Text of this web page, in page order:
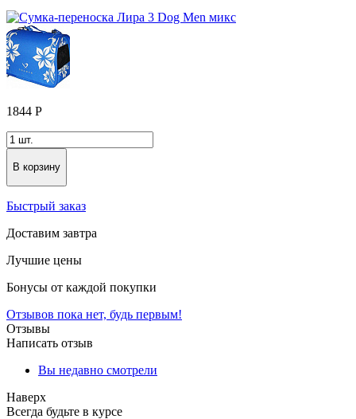
1844 Р
В корзину
Быстрый заказ
Доставим завтра
Лучшие цены
Бонусы от каждой покупки
Отзывов пока нет, будь первым!
Отзывы
Написать отзыв
Вы недавно смотрели
Наверх
Всегда будьте в курсе